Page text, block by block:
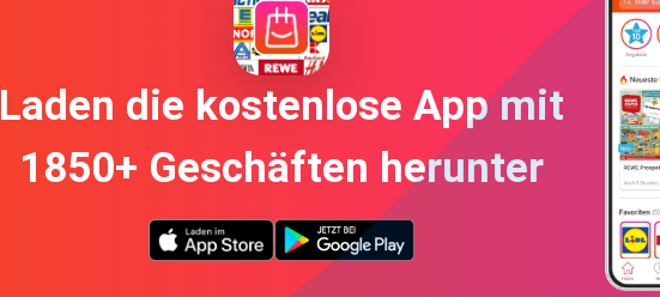
Laden die kostenlose App mit
1850+ Geschäften herunter